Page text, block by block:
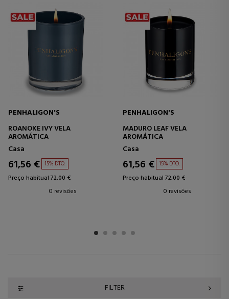
PENHALIGON'S
ROANOKE IVY VELA
AROMÁTICA
Casa
61,56 € 15% DTO.
Preço habitual 72,00 €
0 revisões
PENHALIGON'S
MADURO LEAF VELA
AROMÁTICA
Casa
61,56 € 15% DTO.
Preço habitual 72,00 €
0 revisões
FILTER